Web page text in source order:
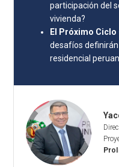
participación del
vivienda?
El Próximo Ciclo
desafíos
residencial